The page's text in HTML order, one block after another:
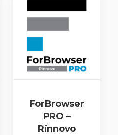
ForBrowser
PRO –
Rinnovo